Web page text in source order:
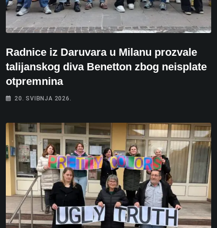
Radnice iz Daruvara u Milanu prozvale
talijanskog diva Benetton zbog neisplate
otpremnina
20. SVIBNJA 2026.